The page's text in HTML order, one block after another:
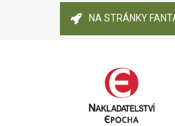
NA STRÁNKY